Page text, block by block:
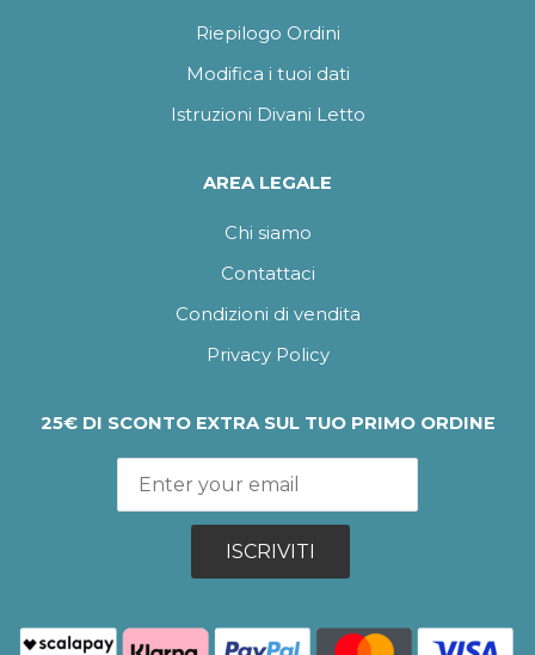
Riepilogo Ordini
Modifica i tuoi dati
Istruzioni Divani Letto
AREA LEGALE
Chi siamo
Contattaci
Condizioni di vendita
Privacy Policy
25€ DI SCONTO EXTRA SUL TUO PRIMO ORDINE
ISCRIVITI